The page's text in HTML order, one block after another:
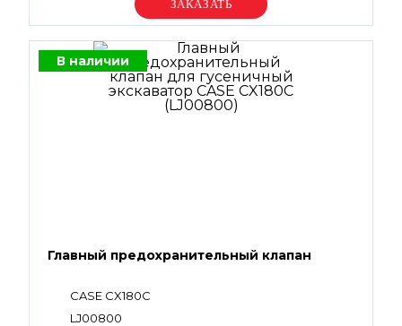
Уточняйте цену
В наличии
Главный предохранительный клапан
CASE CX180C
LJ00800